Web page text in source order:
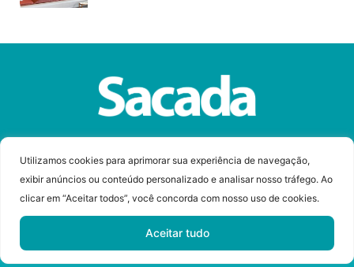
Utilizamos cookies para aprimorar sua experiência de navegação,
exibir anúncios ou conteúdo personalizado e analisar nosso tráfego. Ao
clicar em “Aceitar todos”, você concorda com nosso uso de cookies.
Aceitar tudo
Desenvolvido por